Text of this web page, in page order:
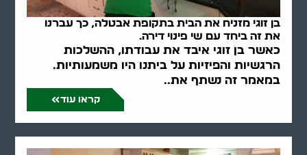
בן זוגי מזניח את הבית בתקופת אבטלה, כך עברנו
את זה ביחד עם שי פינוי דירה.
כאשר בן זוגי איבד את עבודתו, ההשלכות
הרגשיות והפיזיות על ביתנו היו משמעותיות.
במאמר זה נשתף את..
קראו עוד